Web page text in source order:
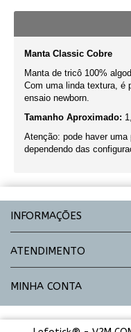
Manta Classic Cobre
Manta de tricô 100%
Com uma linda textura, é
ensaio newborn.
Tamanho Aproximado:
Atenção: pode haver uma
dependendo das
INFORMAÇÕES
ATENDIMENTO
MINHA CONTA